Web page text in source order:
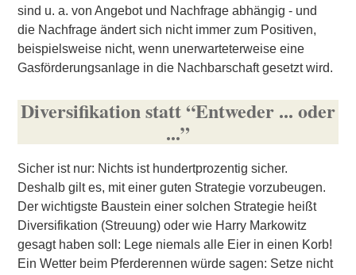
sind u. a. von Angebot und Nachfrage abhängig - und
die Nachfrage ändert sich nicht immer zum Positiven,
beispielsweise nicht, wenn unerwarteterweise eine
Gasförderungsanlage in die Nachbarschaft gesetzt wird.
Diversifikation statt “Entweder ... oder
...”
Sicher ist nur: Nichts ist hundertprozentig sicher.
Deshalb gilt es, mit einer guten Strategie vorzubeugen.
Der wichtigste Baustein einer solchen Strategie heißt
Diversifikation (Streuung) oder wie Harry Markowitz
gesagt haben soll: Lege niemals alle Eier in einen Korb!
Ein Wetter beim Pferderennen würde sagen: Setze nicht